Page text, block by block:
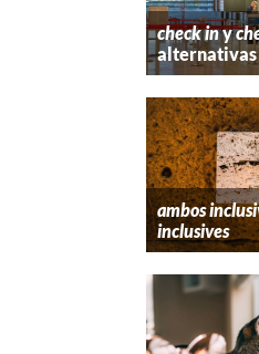
check iny
alternativas
ambos
inclusives